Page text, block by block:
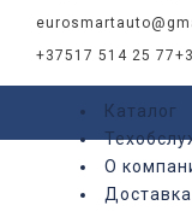
+37517 514 25 77
Каталог
О